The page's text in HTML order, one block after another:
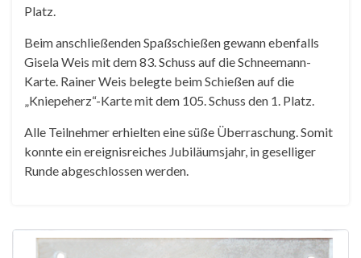
Platz.
Beim anschließenden Spaßschießen gewann ebenfalls
Gisela Weis mit dem 83. Schuss auf die Schneemann-
Karte. Rainer Weis belegte beim Schießen auf die
„Kniepeherz“-Karte mit dem 105. Schuss den 1. Platz.
Alle Teilnehmer erhielten eine süße Überraschung. Somit
konnte ein ereignisreiches Jubiläumsjahr, in geselliger
Runde abgeschlossen werden.